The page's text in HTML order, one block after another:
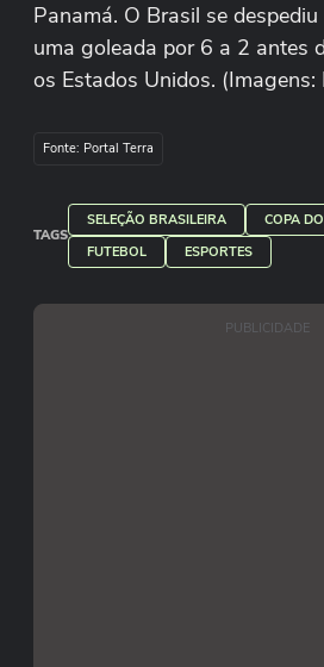
Panamá. O Brasil se
uma goleada por 6 a 2 antes
os Estados Unidos. (Imagens:
Fonte: Portal Terra
TAGS
SELEÇÃO BRASILEIRA
COPA
FUTEBOL
ESPORTES
PUBLICIDADE